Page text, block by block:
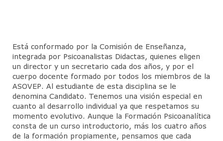
CineForo – Hannan Arendt
Curso de Psicoterapia Psicoanálitica
Actividades del Mes
Actividades Docentes
Instituto de Psicoanálisis
Está conformado por la Comisión de Enseñanza,
integrada por Psicoanalistas Didactas, quienes eligen
un director y un secretario cada dos años, y por el
cuerpo docente formado por todos los miembros de la
ASOVEP. Al estudiante de esta disciplina se le
denomina Candidato. Tenemos una visión especial en
cuanto al desarrollo individual ya que respetamos su
momento evolutivo. Aunque la Formación Psicoanalítica
consta de un curso introductorio, más los cuatro años
de la formación propiamente, pensamos que cada